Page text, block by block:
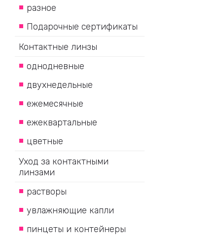
разное
Подарочные сертификаты
Контактные линзы
однодневные
двухнедельные
ежемесячные
ежеквартальные
цветные
Уход за контактными
линзами
растворы
увлажняющие капли
пинцеты и контейнеры